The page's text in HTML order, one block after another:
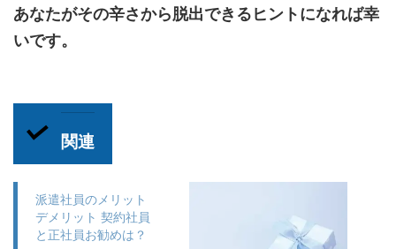
あなたがその辛さから脱出できるヒントになれば幸
いです。
関連
派遣社員のメリット
デメリット 契約社員
と正社員お勧めは？